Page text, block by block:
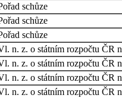
schůze
schůze
schůze
n. z. o státním rozpočtu ČR
n. z. o státním rozpočtu ČR
n. z. o státním rozpočtu ČR
n. z. o státním rozpočtu ČR